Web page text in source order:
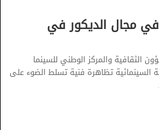
مجال الديكور في
الثقافية والمركز الوطني للسينما
السينمائية تظاهرة فنية تسلط الضوء على